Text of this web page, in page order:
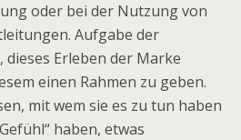
oder bei der Nutzung von
Aufgabe der
Erleben der Marke
einen Rahmen zu geben.
mit wem sie es zu tun haben
haben, etwas